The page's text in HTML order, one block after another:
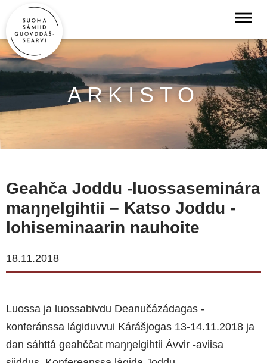
ARKISTO
Geahča Joddu -luossaseminára
maŋŋelgihtii – Katso Joddu -
lohiseminaarin nauhoite
18.11.2018
Luossa ja luossabivdu Deanučázádagas -
konferánssa lágiduvvui Kárášjogas 13-14.11.2018 ja
dan sáhttá geahččat maŋŋelgihtii Ávvir -aviisa